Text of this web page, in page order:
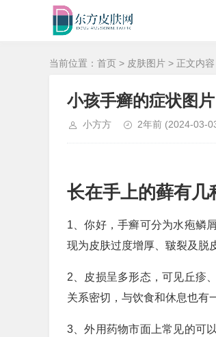
当前位置： 首页 > 皮肤图片 > 正文内容
小孩手癣的症状图
小方方 2年前 (2024-03-
长在手上的藓有几
1、你好，手癣可分为水疱鳞
现为皮肤过度增厚、皲裂及脱
2、皮损呈多形态，可见丘疹
关系密切，与饮食和休息也有
3、外用药物市面上常见的可